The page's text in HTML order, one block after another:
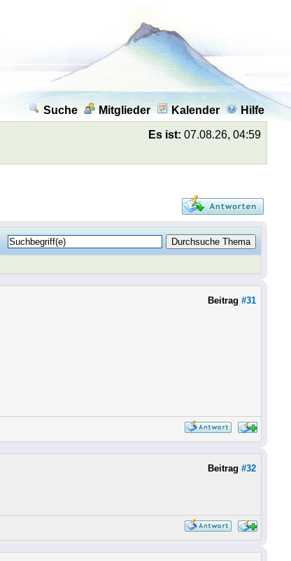
Suche Mitglieder Kalender Hilfe
Es ist: 07.08.26, 04:59
Beitrag #31
Beitrag #32